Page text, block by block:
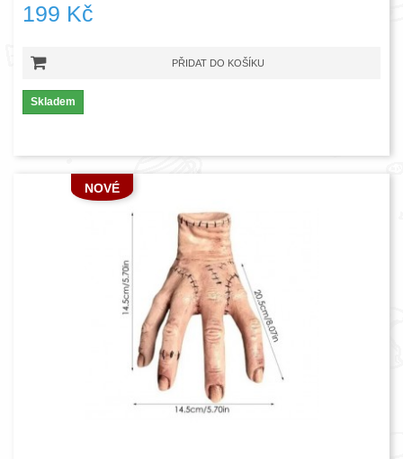
199 Kč
PŘIDAT DO KOŠÍKU
Skladem
NOVÉ